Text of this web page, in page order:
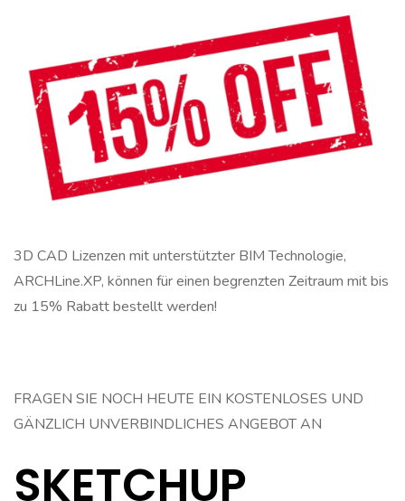
3D CAD Lizenzen mit unterstützter BIM Technologie,
ARCHLine.XP, können für einen begrenzten Zeitraum mit bis
zu 15% Rabatt bestellt werden!
FRAGEN SIE NOCH HEUTE EIN KOSTENLOSES UND
GÄNZLICH UNVERBINDLICHES ANGEBOT AN
SKETCHUP